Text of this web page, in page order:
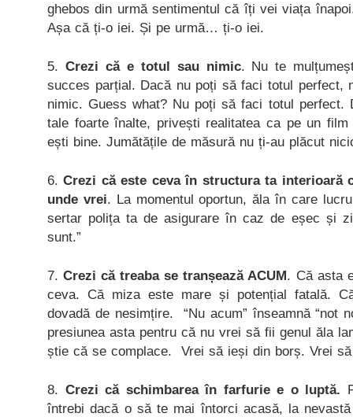
ghebos din urmă sentimentul că îți vei viața
Așa că ți-o iei. Și pe urmă… ți-o iei.
5. Crezi că e totul sau nimic. Nu te
succes parțial. Dacă nu poți să faci totul perfect,
nimic. Guess what? Nu poți să faci totul perfect.
tale foarte înalte, privești realitatea ca pe un
ești bine. Jumătățile de măsură nu ți-au plăcut
6.Crezi că este ceva în structura ta interioară
unde vrei. La momentul oportun, ăla în care
sertar polița ta de asigurare în caz de eșec și
sunt.”
7.Crezi că treaba se tranșează ACUM. Că asta
ceva. Că miza este mare și potențial fatală.
dovadă de nesimțire. “Nu acum” înseamnă “not
presiunea asta pentru că nu vrei să fii genul ăla
știe că se complace. Vrei să ieși din borș. Vrei
8. Crezi că schimbarea în farfurie e o luptă.
întrebi dacă o să te mai întorci acasă, la